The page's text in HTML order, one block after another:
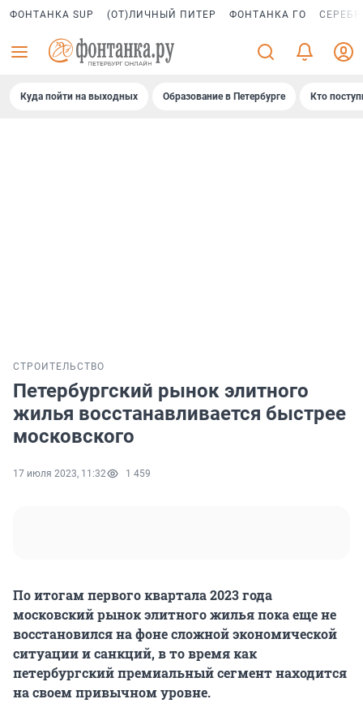
ФОНТАНКА SUP (ОТ)ЛИЧНЫЙ ПИТЕР ФОНТАНКА ГО
Куда пойти на выходных Образование в Петербурге Кто
СТРОИТЕЛЬСТВО
Петербургский рынок элитного
жилья восстанавливается быстрее
московского
17 июля 2023, 11:32 1 459
По итогам первого квартала 2023 года
московский рынок элитного жилья пока еще не
восстановился на фоне сложной экономической
ситуации и санкций, в то время как
петербургский премиальный сегмент находится
на своем привычном уровне.